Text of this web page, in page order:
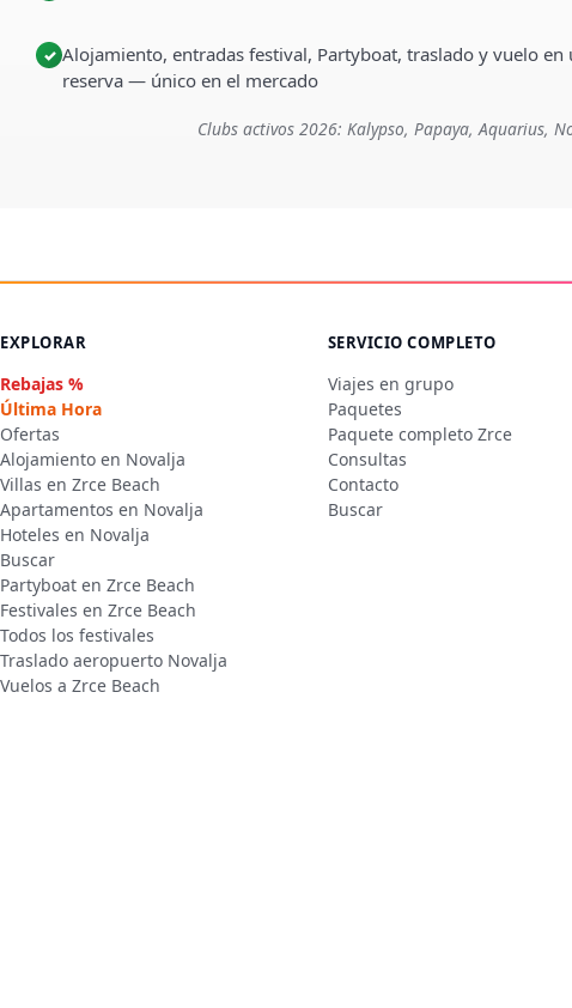
✓ Alojamiento, entradas festival, Partyboat, traslado y vuelo en
reserva — único en el mercado
Clubs activos 2026: Kalypso, Papaya, Aquarius,
EXPLORAR
Rebajas %
Última Hora
Ofertas
Alojamiento en Novalja
Villas en Zrce Beach
Apartamentos en Novalja
Hoteles en Novalja
Buscar
Partyboat en Zrce Beach
Festivales en Zrce Beach
Todos los festivales
Traslado aeropuerto Novalja
Vuelos a Zrce Beach
SERVICIO COMPLETO
Viajes en grupo
Paquetes
Paquete completo Zrce
Consultas
Contacto
Buscar